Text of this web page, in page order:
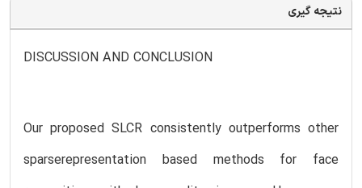
نتیجه گیری
DISCUSSION AND CONCLUSION
Our proposed SLCR consistently outperforms other
sparserepresentation based methods for face